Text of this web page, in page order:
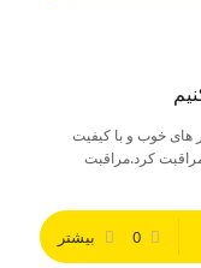
های خوب و با کیفیت
مراقبت کرد.مراقبت
0 بیشتر